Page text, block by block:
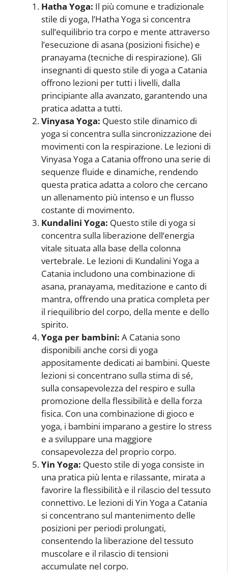
Hatha Yoga: Il più comune e tradizionale
stile di yoga, l’Hatha Yoga si concentra
sull’equilibrio tra corpo e mente attraverso
l’esecuzione di asana (posizioni fisiche) e
pranayama (tecniche di respirazione). Gli
insegnanti di questo stile di yoga a Catania
offrono lezioni per tutti i livelli, dalla
principiante alla avanzato, garantendo una
pratica adatta a tutti.
Vinyasa Yoga: Questo stile dinamico di
yoga si concentra sulla sincronizzazione dei
movimenti con la respirazione. Le lezioni di
Vinyasa Yoga a Catania offrono una serie di
sequenze fluide e dinamiche, rendendo
questa pratica adatta a coloro che cercano
un allenamento più intenso e un flusso
costante di movimento.
Kundalini Yoga: Questo stile di yoga si
concentra sulla liberazione dell’energia
vitale situata alla base della colonna
vertebrale. Le lezioni di Kundalini Yoga a
Catania includono una combinazione di
asana, pranayama, meditazione e canto di
mantra, offrendo una pratica completa per
il riequilibrio del corpo, della mente e dello
spirito.
Yoga per bambini: A Catania sono
disponibili anche corsi di yoga
appositamente dedicati ai bambini. Queste
lezioni si concentrano sulla stima di sé,
sulla consapevolezza del respiro e sulla
promozione della flessibilità e della forza
fisica. Con una combinazione di gioco e
yoga, i bambini imparano a gestire lo stress
e a sviluppare una maggiore
consapevolezza del proprio corpo.
Yin Yoga: Questo stile di yoga consiste in
una pratica più lenta e rilassante, mirata a
favorire la flessibilità e il rilascio del tessuto
connettivo. Le lezioni di Yin Yoga a Catania
si concentrano sul mantenimento delle
posizioni per periodi prolungati,
consentendo la liberazione del tessuto
muscolare e il rilascio di tensioni
accumulate nel corpo.